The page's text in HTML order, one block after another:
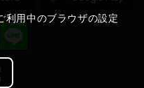
利用中のブラウザの設定